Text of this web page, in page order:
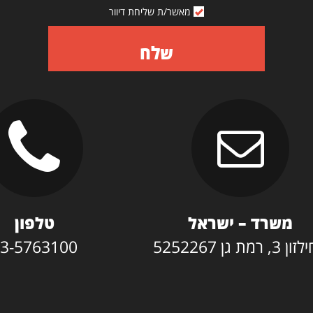
מאשר/ת שליחת דיוור
שלח
משרד – ישראל
גן 5252267
טלפון
5763100